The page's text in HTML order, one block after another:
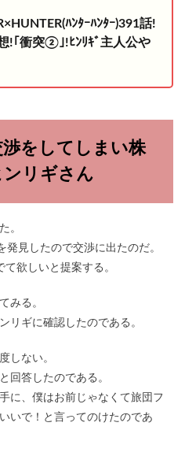
ﾊﾝﾀｰﾊﾝﾀｰ)391話!
!｢衝突②｣!ﾋﾝﾘｷﾞ主人公や
をしてしまい株
リギさん
。
見したので交渉に出たのだ。
欲しいと提案する。
みる。
リギに確認したのである。
しない。
回答したのである。
に、僕はお前じゃなくて旅団フ
いで！と言ってのけたのであ